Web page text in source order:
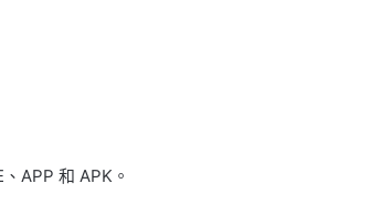
APP 和 APK。